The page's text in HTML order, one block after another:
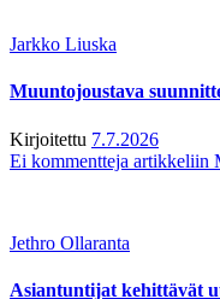
Jarkko Liuska
Muuntojoustava
Kirjoitettu 7.7.2026
Ei kommentteja artikkeliin
Jethro Ollaranta
Asiantuntijat kehittävät